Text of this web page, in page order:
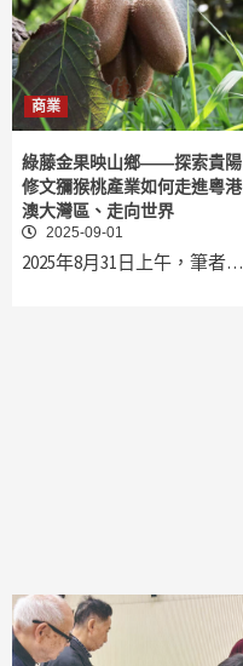
商業
綠藤金果映山鄉——探索貴陽
修文獼猴桃產業如何走進粵港
澳大灣區、走向世界
2025-09-01
2025年8月31日上午，筆者…